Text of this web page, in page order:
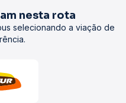
nesta rota
selecionando a viação de